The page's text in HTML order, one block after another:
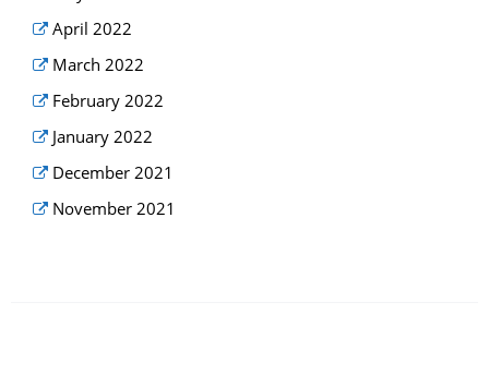
April 2022
March 2022
February 2022
January 2022
December 2021
November 2021